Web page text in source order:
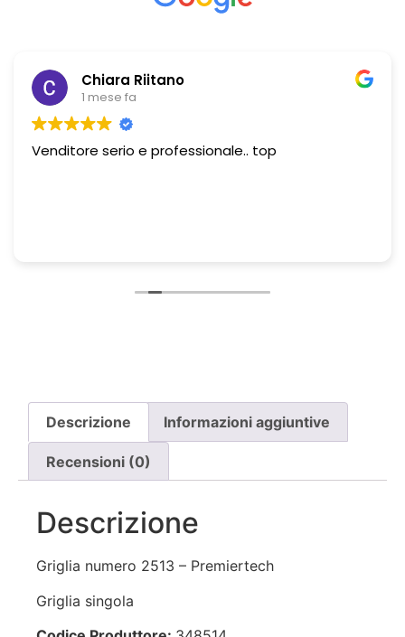
Chiara Riitano
1 mese fa
Venditore serio e professionale.. top
Descrizione Informazioni aggiuntive
Recensioni (0)
Descrizione
Griglia numero 2513 – Premiertech
Griglia singola